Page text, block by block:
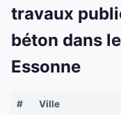
travaux
béton dans
Essonne
# Ville